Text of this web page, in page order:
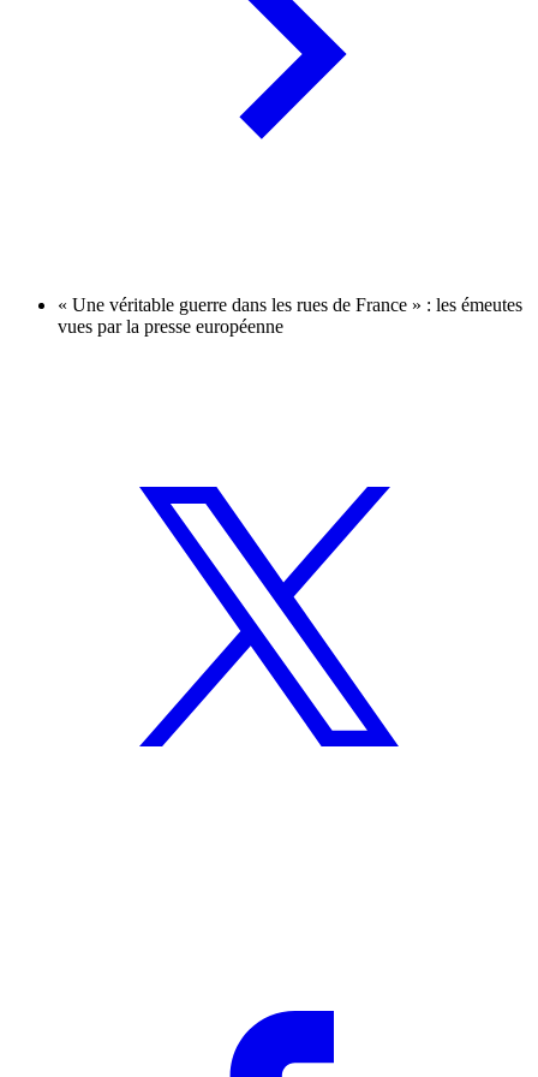
« Une véritable guerre dans les rues de France » : les émeutes
vues par la presse européenne